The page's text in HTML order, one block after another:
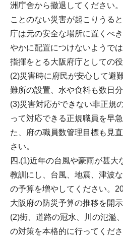
洲庁舎から撤退してください
ことのない災害が起こりうる
庁は元の安全な場所に置くべ
やかに配置につけないようで
指揮をとる大阪府庁としての
(2)災害時に府民が安心して避
難所の設置、水や食料も数日
(3)災害対応ができない非正規
って対応できる正規職員を早
た、府の職員数管理目標も見
さい。
四.(1)近年の台風や豪雨が甚大
教訓にし、台風、地震、津波
の予算を増やしてください。
大阪府の防災予算の推移を開
(2)街、道路の冠水、川の氾濫
の対策を本格的に行ってくださ